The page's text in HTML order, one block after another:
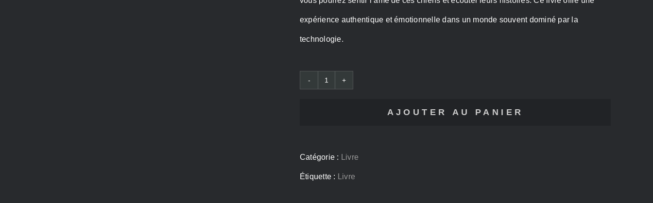
expérience authentique et émotionnelle dans un monde souvent dominé par la
technologie.
quantité
AJOUTER AU PANIER
Catégorie : Livre
Étiquette : Livre